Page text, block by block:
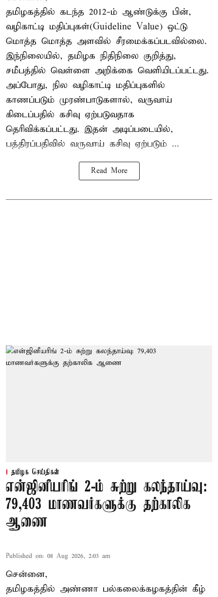
தமிழகத்தில் கடந்த 2012-ம் ஆண்டுக்கு பின்,
வழிகாட்டி மதிப்புகள்(Guideline Value) ஒட்டு
மொத்த மொத்த அளவில் சீரமைக்கப்படவில்லை.
இந்நிலையில், தமிழக நிதிநிலை குறித்து,
சமீபத்தில் வெள்ளை அறிக்கை வெளியிடப்பட்டது.
அப்போது, நில வழிகாட்டி மதிப்புகளில்
காணப்படும் முரண்பாடுகளால், வருவாய்
கிடைப்பதில் கசிவு ஏற்படுவதாக
தெரிவிக்கப்பட்டது. இதன் அடிப்படையில்,
பத்திரப்பதிவில் வருவாய் கசிவு ஏற்படும் ...
Read More
தமிழக செய்திகள்
என்ஜினீயரிங் 2-ம் சுற்று கலந்தாய்வு:
79,403 மாணவர்களுக்கு தற்காலிக
ஆணை
Published on: 08 Aug 2026, 2:03 am
சென்னை,
தமிழகத்தில் அண்ணா பல்கலைக்கழகத்தின் கீழ்